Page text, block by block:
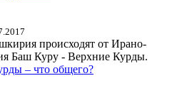
происходят от Ирано-
Баш Куру - Верхние Курды.
– что общего?